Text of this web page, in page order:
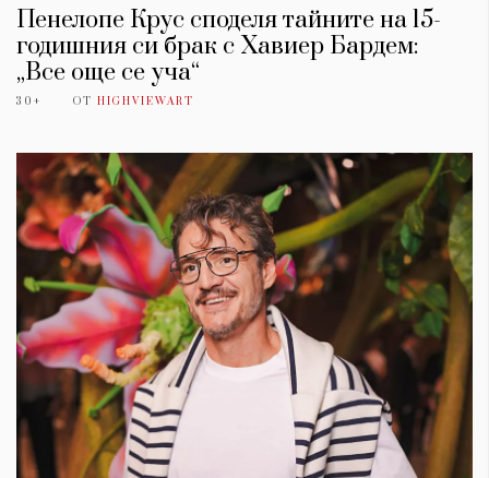
Пенелопе Крус споделя тайните на 15-
годишния си брак с Хавиер Бардем:
„Все още се уча“
30+ ОТ HIGHVIEWART